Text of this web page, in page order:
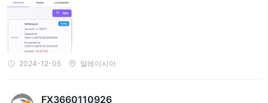
2024-12-05 말레이시아
FX3660110926